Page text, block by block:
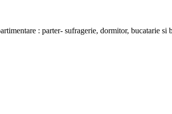
: parter- sufragerie, dormitor, bucatarie si